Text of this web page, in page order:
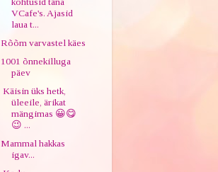
VCafe's. Ajasid
laua t...
Rõõm varvastel käes
1001 õnnekilluga
päev
Käisin üks hetk,
üleeile, ärikat
mängimas 😀😋
😉 ...
Mammal hakkas
igav...